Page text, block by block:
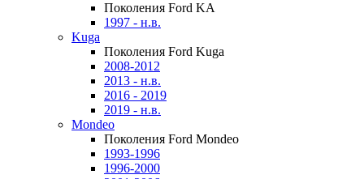
Поколения Ford KA
1997 - н.в.
Kuga
Поколения Ford Kuga
2008-2012
2013 - н.в.
2016 - 2019
2019 - н.в.
Mondeo
Поколения Ford Mondeo
1993-1996
1996-2000